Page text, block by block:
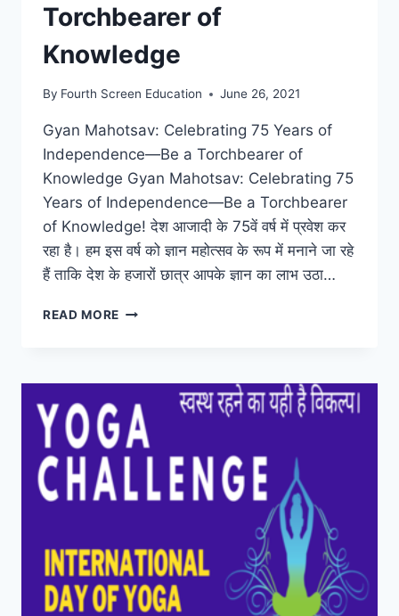
Torchbearer of
Knowledge
By Fourth Screen Education June 26, 2021
Gyan Mahotsav: Celebrating 75 Years of
Independence—Be a Torchbearer of
Knowledge Gyan Mahotsav: Celebrating 75
Years of Independence—Be a Torchbearer
of Knowledge! देश आजादी के 75वें वर्ष में प्रवेश कर
रहा है। हम इस वर्ष को ज्ञान महोत्सव के रूप में मनाने जा रहे
हैं ताकि देश के हजारों छात्र आपके ज्ञान का लाभ उठा…
READ MORE GYAN
YEARS
OF
INDEPENDENCE
—
BE
TORCHBEARER